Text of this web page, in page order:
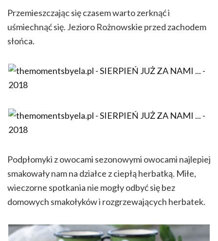
Przemieszczając się czasem warto zerknąć i
uśmiechnąć się. Jezioro Rożnowskie przed zachodem
słońca.
Podpłomyki z owocami sezonowymi owocami najlepiej
smakowały nam na działce z ciepłą herbatką. Miłe,
wieczorne spotkania nie mogły odbyć się bez
domowych smakołyków i rozgrzewających herbatek.